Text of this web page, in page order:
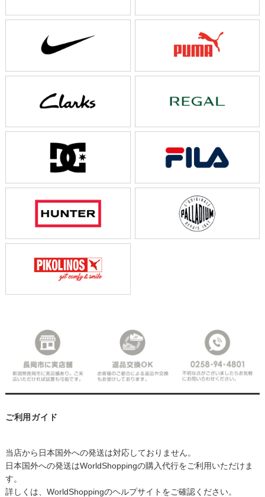
ご利用ガイド
当店から日本国外への発送は対応しておりません。
日本国外への発送はWorldShoppingの購入代行をご利用いただけま
す。
詳しくは、WorldShoppingのヘルプサイトをご確認ください。